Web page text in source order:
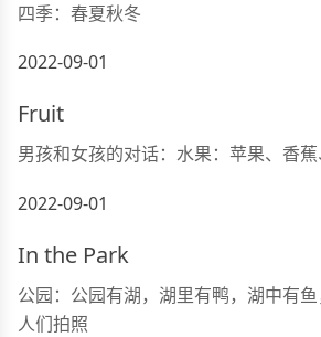
四季：春夏秋冬
2022-09-01
Fruit
男孩和女孩的对话：水果：苹果、香
2022-09-01
In the Park
公园：公园有湖，湖里有鸭，湖中有鱼
人们拍照